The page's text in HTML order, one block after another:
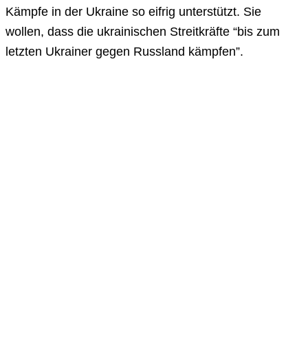
Kämpfe in der Ukraine so eifrig unterstützt. Sie
wollen, dass die ukrainischen Streitkräfte “bis zum
letzten Ukrainer gegen Russland kämpfen”.